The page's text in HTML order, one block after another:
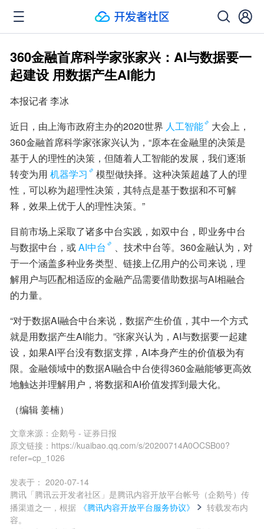
360金融首席科学家张家兴：AI与数据要一
起建设 用数据产生AI能力
本报记者 李冰
近日，由上海市政府主办的2020世界 人工智能
大会上，
360金融首席科学家张家兴认为，“原本在金融里的决策是
基于人的理性的决策，但随着人工智能的发展，我们逐渐
转变为用 机器学习
模型做抉择。这种决策超越了人的理
性，可以称为超理性决策，其特点是基于数据和不可解
释，效果上优于人的理性决策。”
目前市场上采取了诸多中台实践，如双中台，即业务中台
与数据中台，或AI中台
、技术中台等。360金融认为，对
于一个涵盖多种业务类型、链接上亿用户的公司来说，理
解用户与匹配相适应的金融产品需要借助数据与AI相融合
的力量。
“对于数据AI融合中台来说，数据产生价值，其中一个方式
就是用数据产生AI能力。”张家兴认为，AI与数据要一起建
设，如果AI平台没有数据支撑，AI本身产生的价值极为有
限。金融领域中的数据AI融合中台使得360金融能够更高效
地触达并理解用户，将数据和AI价值发挥到最大化。
（编辑 姜楠）
文章来源： 企鹅号 - 证券日报
原文链接： https://kuaibao.qq.com/s/20200714A0OCSB00?
refer=cp_1026
发表于： 2020-07-14
腾讯「腾讯云开发者社区」是腾讯内容开放平台帐号（企鹅号）传
播渠道之一，根据
《腾讯内容开放平台服务协议》
转载发布内
容。